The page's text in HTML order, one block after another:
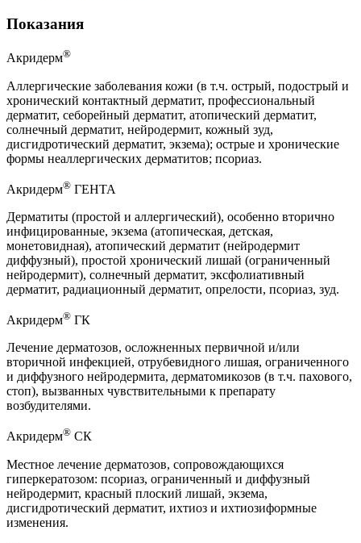
Показания
Акридерм®
Аллергические заболевания кожи (в т.ч. острый, подострый и
хронический контактный дерматит, профессиональный
дерматит, себорейный дерматит, атопический дерматит,
солнечный дерматит, нейродермит, кожный зуд,
дисгидротический дерматит, экзема); острые и хронические
формы неаллергических дерматитов; псориаз.
Акридерм® ГЕНТА
Дерматиты (простой и аллергический), особенно вторично
инфицированные, экзема (атопическая, детская,
монетовидная), атопический дерматит (нейродермит
диффузный), простой хронический лишай (ограниченный
нейродермит), солнечный дерматит, эксфолиативный
дерматит, радиационный дерматит, опрелости, псориаз, зуд.
Акридерм® ГК
Лечение дерматозов, осложненных первичной и/или
вторичной инфекцией, отрубевидного лишая, ограниченного
и диффузного нейродермита, дерматомикозов (в т.ч. пахового,
стоп), вызванных чувствительными к препарату
возбудителями.
Акридерм® СК
Местное лечение дерматозов, сопровождающихся
гиперкератозом: псориаз, ограниченный и диффузный
нейродермит, красный плоский лишай, экзема,
дисгидротический дерматит, ихтиоз и ихтиозиформные
изменения.